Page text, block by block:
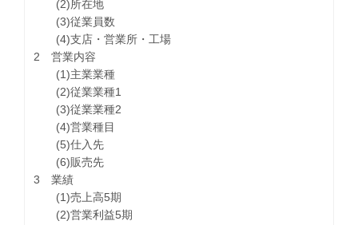
(2)所在地
(3)従業員数
(4)支店・営業所・工場
2 営業内容
(1)主業業種
(2)従業業種1
(3)従業業種2
(4)営業種目
(5)仕入先
(6)販売先
3 業績
(1)売上高5期
(2)営業利益5期